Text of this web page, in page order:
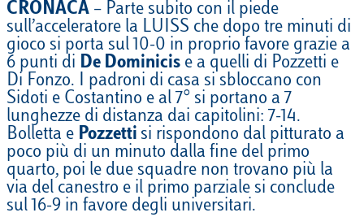
CRONACA – Parte subito con il piede
sull’acceleratore la LUISS che dopo tre minuti di
gioco si porta sul 10-0 in proprio favore grazie a
6 punti di De Dominicis e a quelli di Pozzetti e
Di Fonzo. I padroni di casa si sbloccano con
Sidoti e Costantino e al 7° si portano a 7
lunghezze di distanza dai capitolini: 7-14.
Bolletta e Pozzetti si rispondono dal pitturato a
poco più di un minuto dalla fine del primo
quarto, poi le due squadre non trovano più la
via del canestro e il primo parziale si conclude
sul 16-9 in favore degli universitari.